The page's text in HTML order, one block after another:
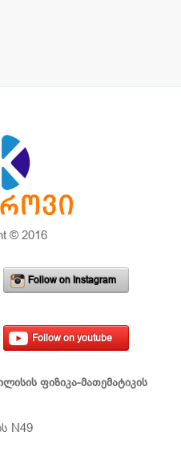
© 2016
Follow on Instagram
Follow on youtube
ფიზიკა-მათემატიკის
N49